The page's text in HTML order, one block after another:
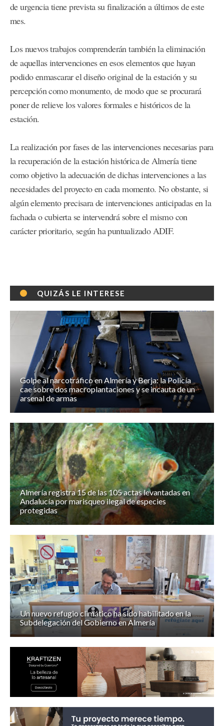
de urgencia tiene prevista su finalización a últimos de este
mes.
Los nuevos trabajos comprenderán también la eliminación
de aquellas intervenciones en esos elementos que hayan
podido enmascarar el diseño original de la estación y su
percepción como monumento, de modo que se procurará
poner de relieve los valores formales e históricos de la
estación.
La realización por fases de las intervenciones necesarias para
la recuperación de la estación histórica de Almería tiene
como objetivo la adecuación de dichas intervenciones a las
necesidades del proyecto en cada momento. No obstante, si
algún elemento precisara de intervenciones anticipadas en la
fachada o cubierta se intervendrá sobre el mismo con
carácter prioritario, según ha puntualizado ADIF.
QUIZÁS LE INTERESE
Golpe al narcotráfico en Almería y Berja: la Policía
cae sobre dos macroplantaciones y se incauta de un
arsenal de armas
Almería registra 15 de las 105 actas levantadas en
Andalucía por marisqueo ilegal de especies
protegidas
Un nuevo refugio climático ha sido habilitado en la
Subdelegación del Gobierno en Almería